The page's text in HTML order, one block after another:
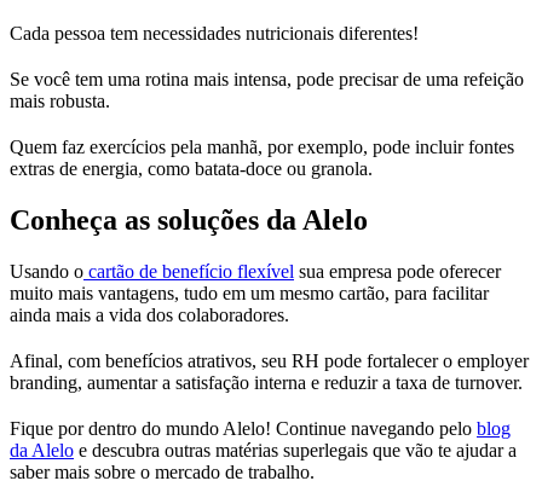
Cada pessoa tem necessidades nutricionais diferentes!
Se você tem uma rotina mais intensa, pode precisar de uma refeição
mais robusta.
Quem faz exercícios pela manhã, por exemplo, pode incluir fontes
extras de energia, como batata-doce ou granola.
Conheça as soluções da Alelo
Usando o cartão de benefício flexível sua empresa pode oferecer
muito mais vantagens, tudo em um mesmo cartão, para facilitar
ainda mais a vida dos colaboradores.
Afinal, com benefícios atrativos, seu RH pode fortalecer o employer
branding, aumentar a satisfação interna e reduzir a taxa de turnover.
Fique por dentro do mundo Alelo! Continue navegando pelo blog
da Alelo e descubra outras matérias superlegais que vão te ajudar a
saber mais sobre o mercado de trabalho.